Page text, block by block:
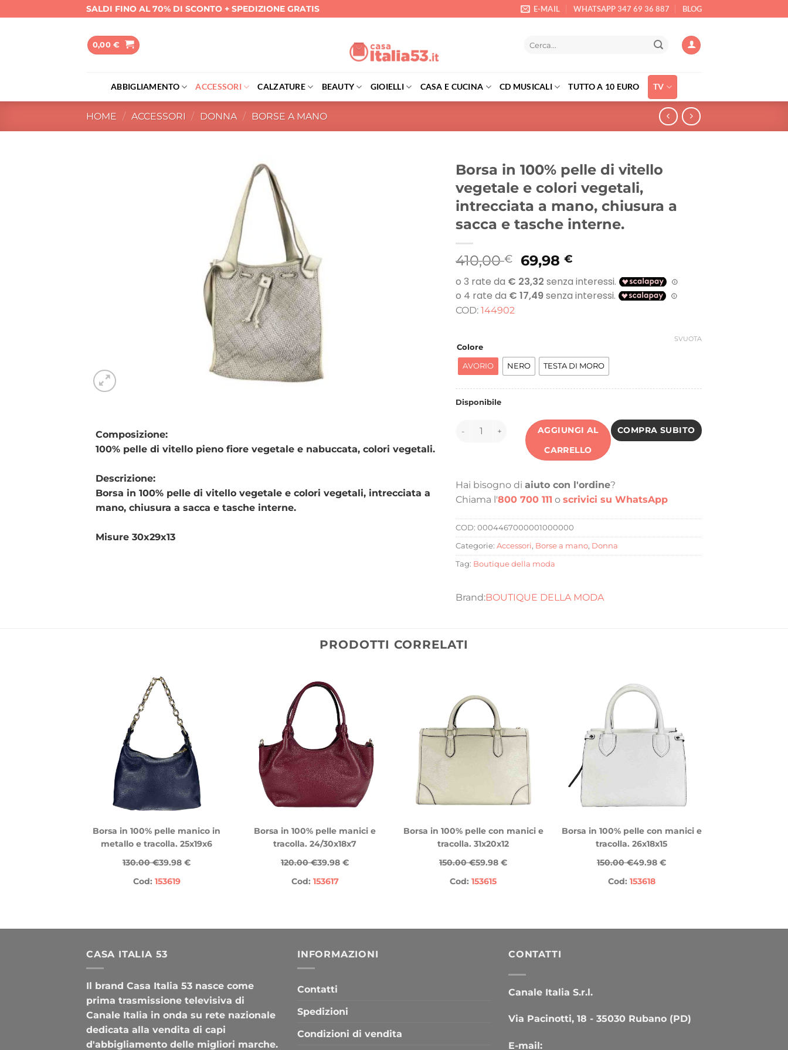
ai
SALDI FINO AL 70% DI SCONTO + SPEDIZIONE GRATIS E-MAIL WHATSAPP 347 69 36 887 BLOG
0,00€
ABBIGLIAMENTO ACCESSORI CALZATURE BEAUTY GIOIELLI CASA E CUCINA CD MUSICALI TUTTO A 10 EURO TV
HOME / ACCESSORI / DONNA / BORSE A MANO
Composizione:
100% pelle di vitello pieno fiore vegetale e nabuccata, colori vegetali.
Descrizione:
Borsa in 100% pelle di vitello vegetale e colori vegetali, intrecciata a
mano, chiusura a sacca e tasche interne.
Misure 30x29x13
Borsa in 100% pelle di vitello
vegetale e colori vegetali,
intrecciata a mano, chiusura a
sacca e tasche interne.
410,00€
Il
prezzo
originale
era:
69,98€
prezzo
attuale
è:
COD: 144902
Colore
AVORIO NERO TESTA DI MORO
SVUOTA
Disponibile
144902 quantità
AGGIUNGI AL
CARRELLO
COMPRA SUBITO
Hai bisogno di aiuto con l'ordine?
Chiama l'800 700 111 o scrivici su WhatsApp
COD: 0004467000001000000
Categorie: Accessori, Borse a mano, Donna
Tag: Boutique della moda
BOUTIQUE DELLA MODA
PRODOTTI CORRELATI
Borsa in 100% pelle manico in
metallo e tracolla. 25x19x6
130.00 €39.98 €
Cod: 153619
Borsa in 100% pelle manici e
tracolla. 24/30x18x7
120.00 €39.98 €
Cod: 153617
Borsa in 100% pelle con manici e
tracolla. 31x20x12
150.00 €59.98 €
Cod: 153615
Borsa in 100% pelle con manici e
tracolla. 26x18x15
150.00 €49.98 €
Cod: 153618
CASA ITALIA 53
Il brand Casa Italia 53 nasce come
prima trasmissione televisiva di
Canale Italia in onda su rete nazionale
dedicata alla vendita di capi
d'abbigliamento delle migliori marche.
INFORMAZIONI
Contatti
Spedizioni
Condizioni di vendita
CONTATTI
Canale Italia S.r.l.
Via Pacinotti, 18 - 35030 Rubano (PD)
E-mail: